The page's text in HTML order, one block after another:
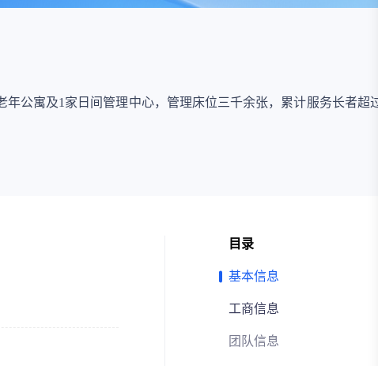
资事件
公寓及1家日间管理中心，管理床位三千余张，累计服务长者超
目录
基本信息
工商信息
团队信息